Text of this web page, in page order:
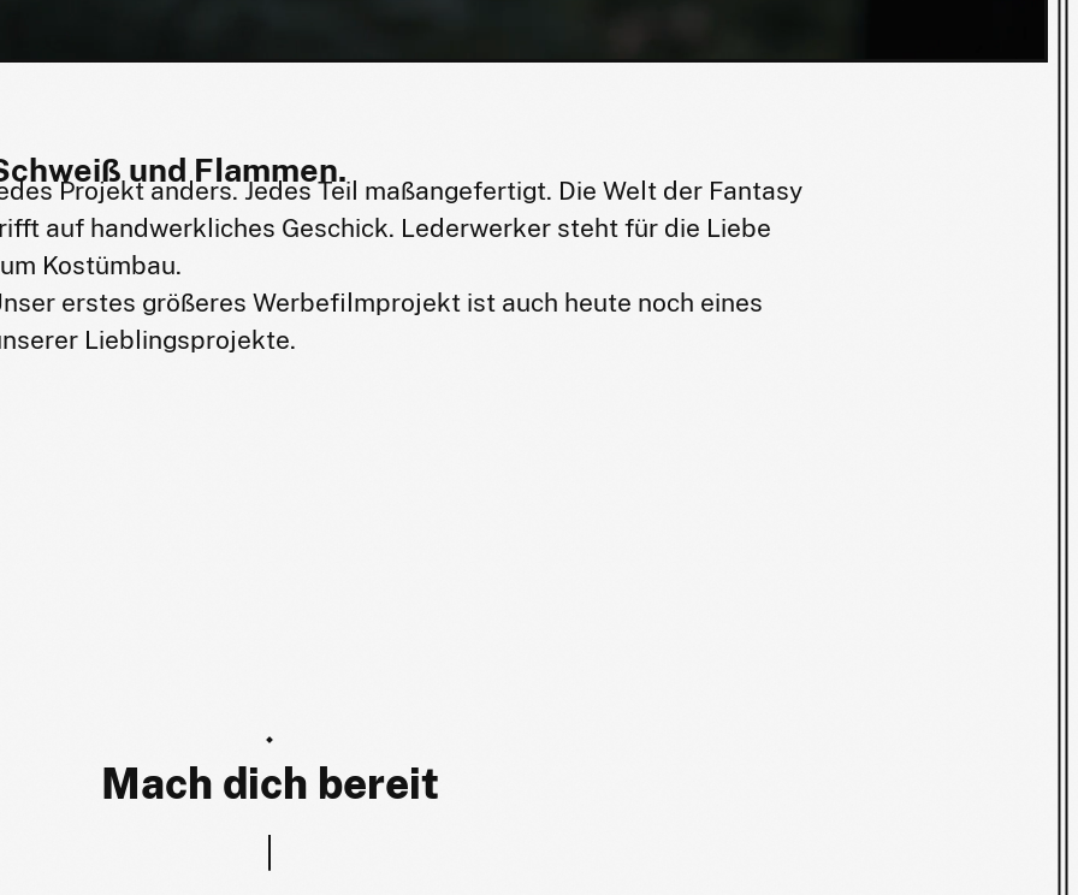
und Flammen.
Projekt anders. Jedes Teil maßangefertigt. Die Welt der Fantasy
auf handwerkliches Geschick. Lederwerker steht für die Liebe
Kostümbau.
erstes größeres Werbefilmprojekt ist auch heute noch eines
Lieblingsprojekte.
Mach dich bereit